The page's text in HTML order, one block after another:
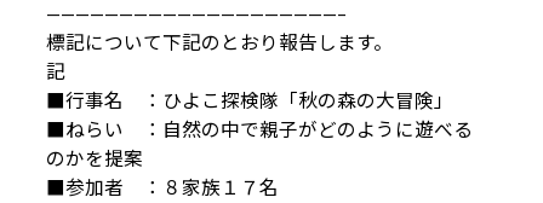
————————————————————–
標記について下記のとおり報告します。
記
■行事名 ：ひよこ探検隊「秋の森の大冒険」
■ねらい ：自然の中で親子がどのように遊べる
のかを提案
■参加者 ：８家族１７名